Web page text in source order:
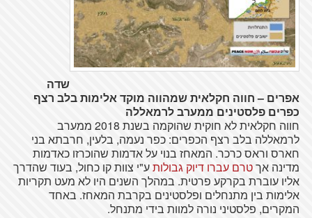
שדה
אפרים – חווה חקלאית שמהווה מוקד אלימות בלב רצף
כפרים פלסטינים ממערב לרמאללה
חווה חקלאית לא חוקית שהוקמה בשנת 2018 ממערב
לרמאללה בלב רצף הכפרים: כפר נעמה, בלעין, חרבתא בני
חארס וראס כרכר. המאחז בנוי על אדמות שהוכרזו כאדמות
מדינה אךטרם עברו דיוק גבולותע"י צוות קו כחול, בעוד שהדרך
אליו עוברת בקרקע פרטית. במהלך השנים היו לא מעט תקריות
אלימות בין מתנחלים ופלסטינים בקרבת המאחז. באחד
המקרים, פלסטיני נורה למוות בידי מתנחל.